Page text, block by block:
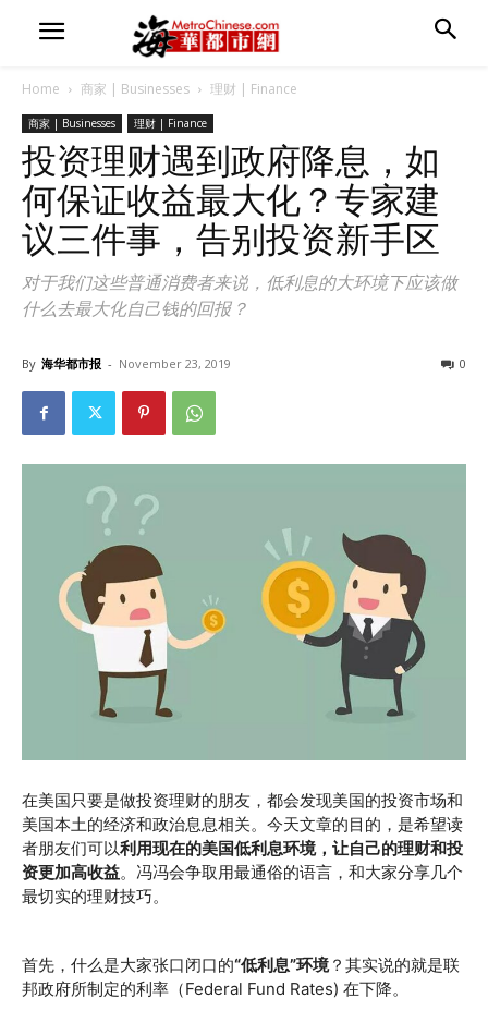
Home 商家 | Businesses 理财 | Finance
商家 | Businesses 理财 | Finance
投资理财遇到政府降息，如
何保证收益最大化？专家建
议三件事，告别投资新手区
对于我们这些普通消费者来说，低利息的大环境下应该做
什么去最大化自己钱的回报？
By 海华都市报 - November 23, 2019 0
在美国只要是做投资理财的朋友，都会发现美国的投资市场和
美国本土的经济和政治息息相关。今天文章的目的，是希望读
者朋友们可以利用现在的美国低利息环境，让自己的理财和投
资更加高收益。冯冯会争取用最通俗的语言，和大家分享几个
最切实的理财技巧。
首先，什么是大家张口闭口的“低利息”环境？其实说的就是联
邦政府所制定的利率（Federal Fund Rates) 在下降。